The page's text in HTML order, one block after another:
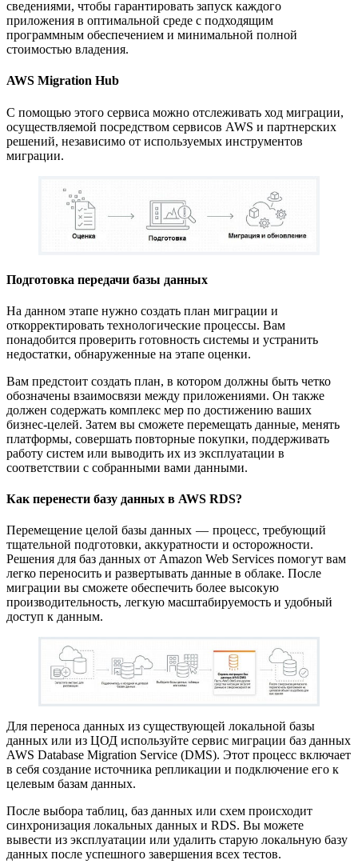
сведениями, чтобы гарантировать запуск каждого
приложения в оптимальной среде с подходящим
программным обеспечением и минимальной полной
стоимостью владения.
AWS Migration Hub
С помощью этого сервиса можно отслеживать ход миграции,
осуществляемой посредством сервисов AWS и партнерских
решений, независимо от используемых инструментов
миграции.
Подготовка передачи базы данных
На данном этапе нужно создать план миграции и
откорректировать технологические процессы. Вам
понадобится проверить готовность системы и устранить
недостатки, обнаруженные на этапе оценки.
Вам предстоит создать план, в котором должны быть четко
обозначены взаимосвязи между приложениями. Он также
должен содержать комплекс мер по достижению ваших
бизнес-целей. Затем вы сможете перемещать данные, менять
платформы, совершать повторные покупки, поддерживать
работу систем или выводить их из эксплуатации в
соответствии с собранными вами данными.
Как перенести базу данных в AWS RDS?
Перемещение целой базы данных — процесс, требующий
тщательной подготовки, аккуратности и осторожности.
Решения для баз данных от Amazon Web Services помогут вам
легко переносить и развертывать данные в облаке. После
миграции вы сможете обеспечить более высокую
производительность, легкую масштабируемость и удобный
доступ к данным.
Для переноса данных из существующей локальной базы
данных или из ЦОД используйте сервис миграции баз данных
AWS Database Migration Service (DMS). Этот процесс включает
в себя создание источника репликации и подключение его к
целевым базам данных.
После выбора таблиц, баз данных или схем происходит
синхронизация локальных данных и RDS. Вы можете
вывести из эксплуатации или удалить старую локальную базу
данных после успешного завершения всех тестов.